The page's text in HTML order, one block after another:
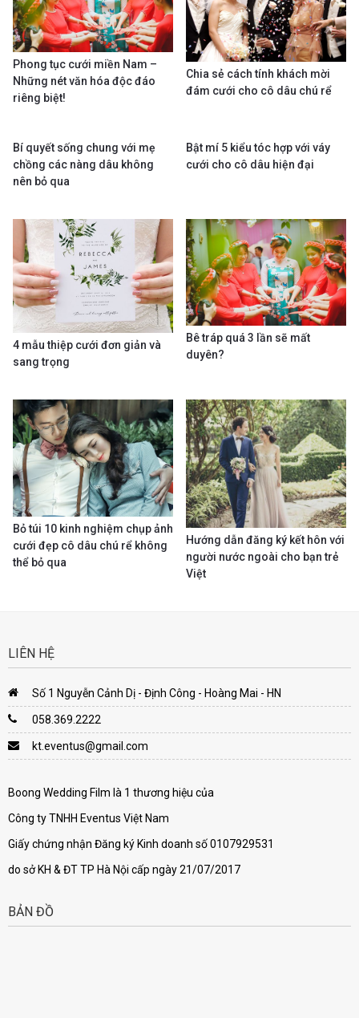
Phong tục cưới miền Nam –
Những nét văn hóa độc đáo
riêng biệt!
Chia sẻ cách tính khách mời
đám cưới cho cô dâu chú rể
Bí quyết sống chung với mẹ
chồng các nàng dâu không
nên bỏ qua
Bật mí 5 kiểu tóc hợp với váy
cưới cho cô dâu hiện đại
4 mẫu thiệp cưới đơn giản và
sang trọng
Bê tráp quá 3 lần sẽ mất
duyên?
Bỏ túi 10 kinh nghiệm chụp ảnh
cưới đẹp cô dâu chú rể không
thể bỏ qua
Hướng dẫn đăng ký kết hôn với
người nước ngoài cho bạn trẻ
Việt
LIÊN HỆ
Số 1 Nguyễn Cảnh Dị - Định Công - Hoàng Mai - HN
058.369.2222
kt.eventus@gmail.com
Boong Wedding Film là 1 thương hiệu của
Công ty TNHH Eventus Việt Nam
Giấy chứng nhận Đăng ký Kinh doanh số 0107929531
do sở KH & ĐT TP Hà Nội cấp ngày 21/07/2017
BẢN ĐỒ